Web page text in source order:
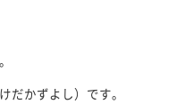
だかずよし）です。